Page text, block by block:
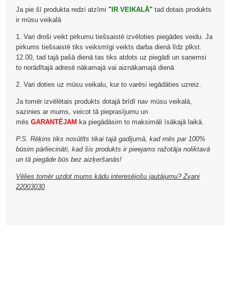
Ja pie šī produkta redzi atzīmi " IR VEIKALĀ" tad dotais produkts
ir mūsu veikalā
1. Vari droši veikt pirkumu tiešsaistē izvēloties piegādes veidu. Ja
pirkums tiešsaistē tiks veiksmīgi veikts darba dienā līdz plkst.
12.00, tad tajā pašā dienā tas tiks atdots uz piegādi un saņemsi
to norādītajā adresē nākamajā vai aiznākamajā dienā
2. Vari doties uz mūsu veikalu, kur to varēsi iegādāties uzreiz.
Ja tomēr izvēlētais produkts dotajā brīdī nav mūsu veikalā,
sazinies ar mums, veicot tā pieprasījumu un
mēsGARANTĒJAM ka piegādāsim to maksimāli īsākajā laikā.
P.S. Rēķins tiks nosūtīts tikai tajā gadījumā, kad mēs par 100%
būsim pārliecināti, kad šis produkts ir pieejams ražotāja noliktavā
un tā piegāde būs bez aizķeršanās!
Vēlies tomēr uzdot mums kādu interesējošu jautājumu? Zvani
22003030